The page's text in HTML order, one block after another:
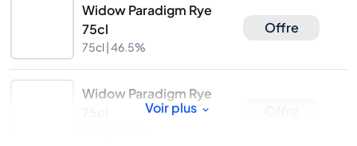
Widow Paradigm Rye
75cl
75cl |46.5%
Offre
Widow Paradigm Rye
Voir plus